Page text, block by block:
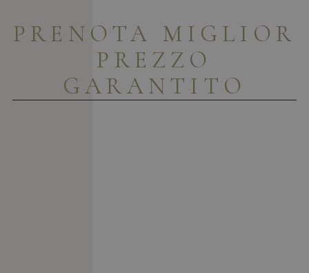
PRENOTA MIGLIOR
PREZZO
GARANTITO